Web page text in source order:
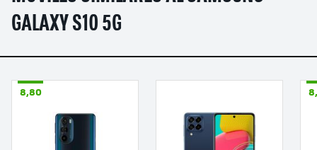
GALAXY S10 5G
8,80